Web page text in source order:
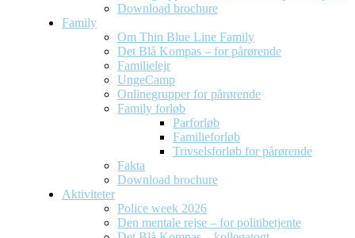
Download brochure
Family
Om Thin Blue Line Family
Det Blå Kompas – for pårørende
Familielejr
UngeCamp
Onlinegrupper for pårørende
Family forløb
Parforløb
Familieforløb
Trivselsforløb for pårørende
Fakta
Download brochure
Aktiviteter
Police week 2026
Den mentale rejse – for politibetjente